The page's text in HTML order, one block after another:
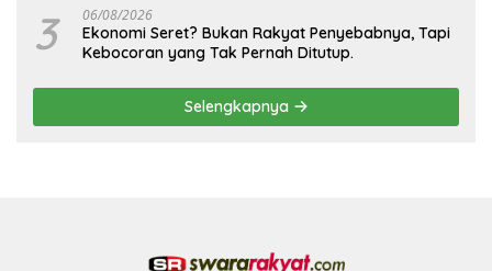
3 06/08/2026
Ekonomi Seret? Bukan Rakyat Penyebabnya, Tapi
Kebocoran yang Tak Pernah Ditutup.
Selengkapnya